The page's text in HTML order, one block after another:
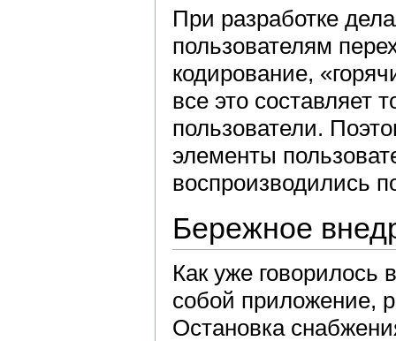
При разработке
пользователям
кодирование,
все это составляет
пользователи.
элементы
воспроизводились
Бережное
Как уже говорилось
собой приложение,
Остановка